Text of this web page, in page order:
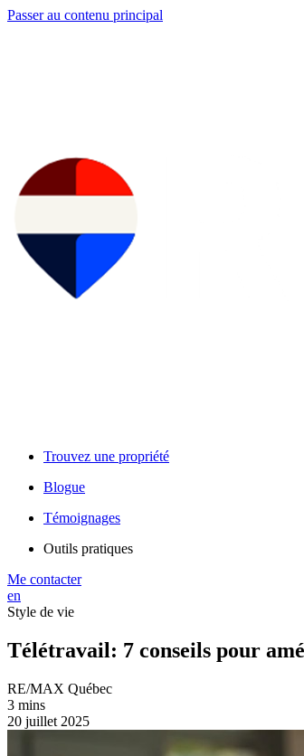
Passer au contenu principal
Trouvez une propriété
Blogue
Témoignages
Outils pratiques
Me contacter
en
Style de vie
Télétravail: 7 conseils pour
RE/MAX Québec
3 mins
20 juillet 2025